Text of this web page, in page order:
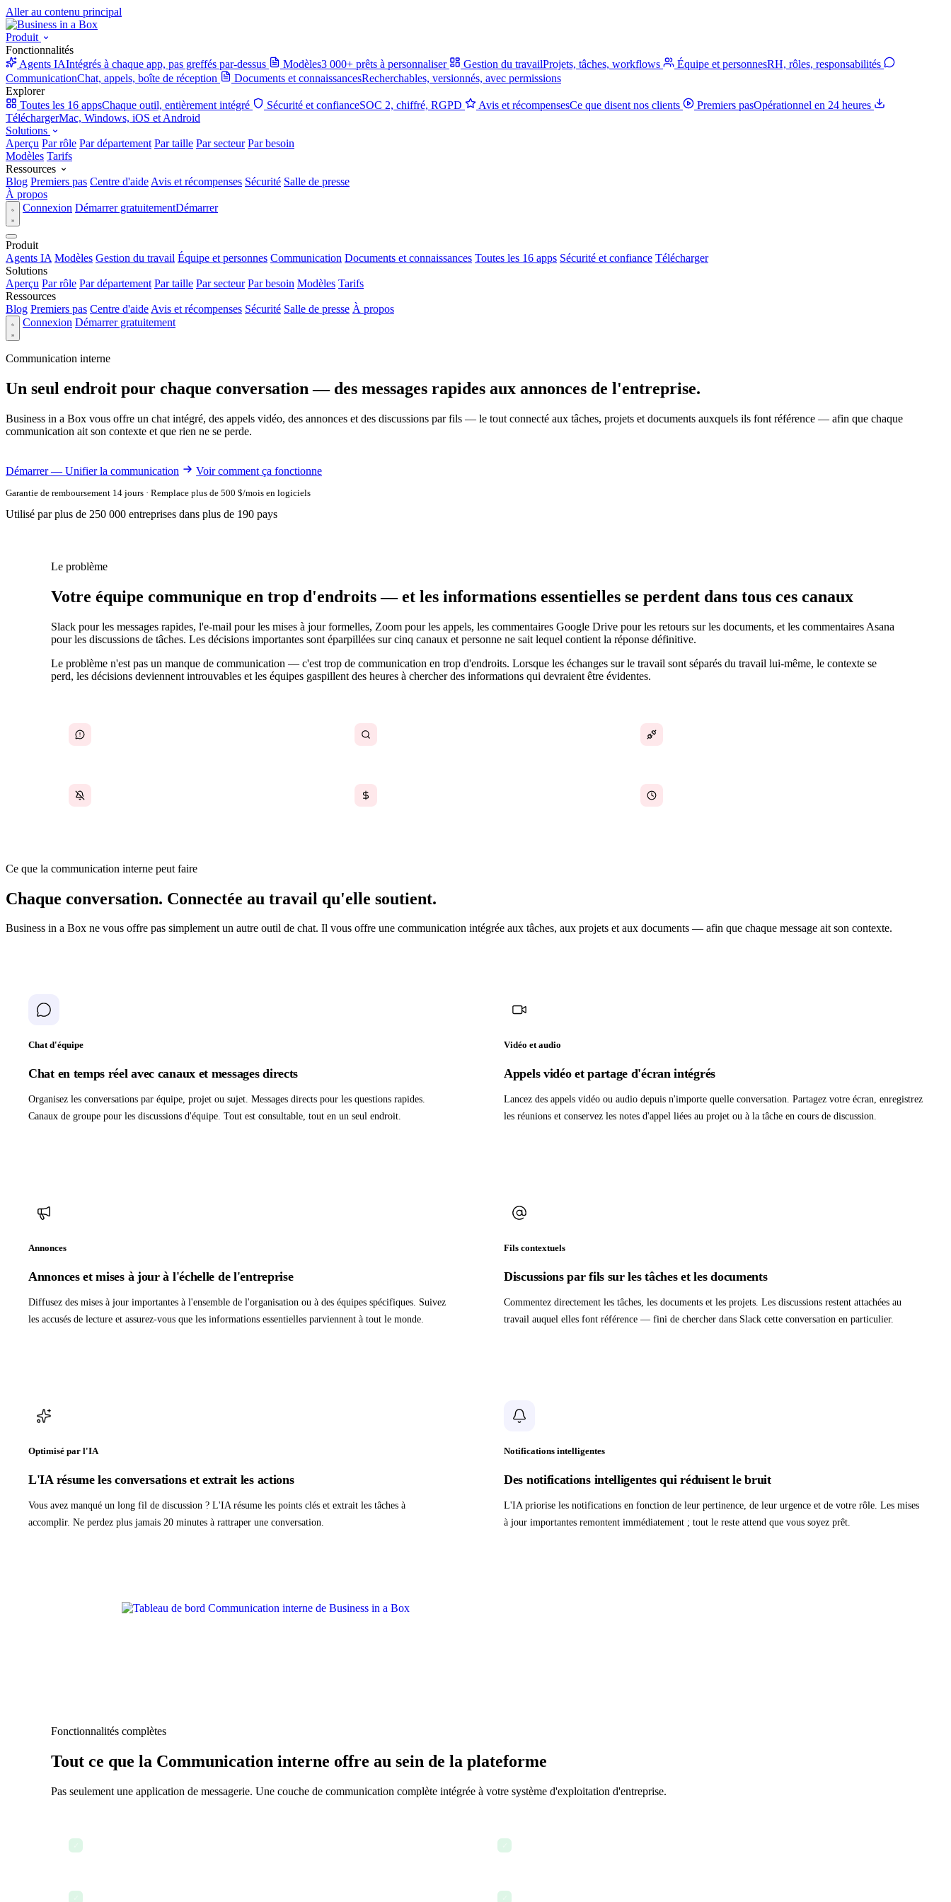
Aller au contenu principal
Produit
Fonctionnalités
Agents IAIntégrés à chaque app, pas greffés par-dessus Modèles3 000+ prêts à personnaliser Gestion du travailProjets, tâches, workflows Équipe et personnesRH, rôles, responsabilités
CommunicationChat, appels, boîte de réception Documents et connaissancesRecherchables, versionnés, avec permissions
Explorer
Toutes les 16 appsChaque outil, entièrement intégré Sécurité et confianceSOC 2, chiffré, RGPD Avis et récompensesCe que disent nos clients Premiers pasOpérationnel en 24 heures
TéléchargerMac, Windows, iOS et Android
Solutions
Aperçu Par rôle Par département Par taille Par secteur Par besoin
Modèles Tarifs
Ressources
Blog Premiers pas Centre d'aide Avis et récompenses Sécurité Salle de presse
À propos
Connexion Démarrer gratuitementDémarrer
Produit
Agents IA Modèles Gestion du travail Équipe et personnes Communication Documents et connaissances Toutes les 16 apps Sécurité et confiance Télécharger
Solutions
Aperçu Par rôle Par département Par taille Par secteur Par besoin Modèles Tarifs
Ressources
Blog Premiers pas Centre d'aide Avis et récompenses Sécurité Salle de presse À propos
Connexion Démarrer gratuitement
Communication interne
Un seul endroit pour chaque conversation — des messages rapides aux annonces de l'entreprise.
Business in a Box vous offre un chat intégré, des appels vidéo, des annonces et des discussions par fils — le tout connecté aux tâches, projets et documents auxquels ils font référence — afin que chaque
communication ait son contexte et que rien ne se perde.
Démarrer — Unifier la communication Voir comment ça fonctionne
Garantie de remboursement 14 jours · Remplace plus de 500 $/mois en logiciels
Utilisé par plus de 250 000 entreprises dans plus de 190 pays
Le problème
Votre équipe communique en trop d'endroits — et les informations essentielles se perdent dans tous ces canaux
Slack pour les messages rapides, l'e-mail pour les mises à jour formelles, Zoom pour les appels, les commentaires Google Drive pour les retours sur les documents, et les commentaires Asana
pour les discussions de tâches. Les décisions importantes sont éparpillées sur cinq canaux et personne ne sait lequel contient la réponse définitive.
Le problème n'est pas un manque de communication — c'est trop de communication en trop d'endroits. Lorsque les échanges sur le travail sont séparés du travail lui-même, le contexte se
perd, les décisions deviennent introuvables et les équipes gaspillent des heures à chercher des informations qui devraient être évidentes.
Ce que la communication interne peut faire
Chaque conversation. Connectée au travail qu'elle soutient.
Business in a Box ne vous offre pas simplement un autre outil de chat. Il vous offre une communication intégrée aux tâches, aux projets et aux documents — afin que chaque message ait son contexte.
Chat d'équipe
Chat en temps réel avec canaux et messages directs
Organisez les conversations par équipe, projet ou sujet. Messages directs pour les questions rapides.
Canaux de groupe pour les discussions d'équipe. Tout est consultable, tout en un seul endroit.
Vidéo et audio
Appels vidéo et partage d'écran intégrés
Lancez des appels vidéo ou audio depuis n'importe quelle conversation. Partagez votre écran, enregistrez
les réunions et conservez les notes d'appel liées au projet ou à la tâche en cours de discussion.
Annonces
Annonces et mises à jour à l'échelle de l'entreprise
Diffusez des mises à jour importantes à l'ensemble de l'organisation ou à des équipes spécifiques. Suivez
les accusés de lecture et assurez-vous que les informations essentielles parviennent à tout le monde.
Fils contextuels
Discussions par fils sur les tâches et les documents
Commentez directement les tâches, les documents et les projets. Les discussions restent attachées au
travail auquel elles font référence — fini de chercher dans Slack cette conversation en particulier.
Optimisé par l'IA
L'IA résume les conversations et extrait les actions
Vous avez manqué un long fil de discussion ? L'IA résume les points clés et extrait les tâches à
accomplir. Ne perdez plus jamais 20 minutes à rattraper une conversation.
Notifications intelligentes
Des notifications intelligentes qui réduisent le bruit
L'IA priorise les notifications en fonction de leur pertinence, de leur urgence et de votre rôle. Les mises
à jour importantes remontent immédiatement ; tout le reste attend que vous soyez prêt.
Fonctionnalités complètes
Tout ce que la Communication interne offre au sein de la plateforme
Pas seulement une application de messagerie. Une couche de communication complète intégrée à votre système d'exploitation d'entreprise.